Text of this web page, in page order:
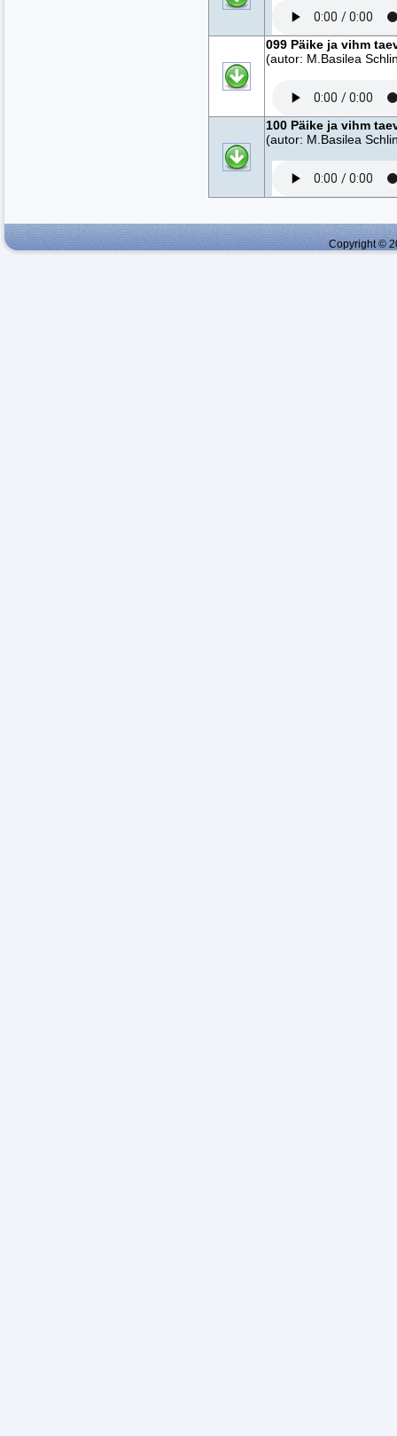
099 Päike ja vihm
(autor: M.Basilea
100 Päike ja vihm
(autor: M.Basilea
Copyright ©